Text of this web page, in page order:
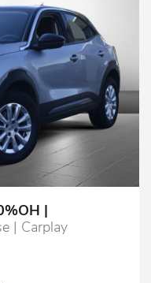
|
| Carplay